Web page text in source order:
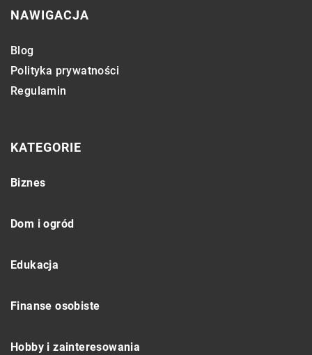
NAWIGACJA
Blog
Polityka prywatności
Regulamin
KATEGORIE
Biznes
Dom i ogród
Edukacja
Finanse osobiste
Hobby i zainteresowania